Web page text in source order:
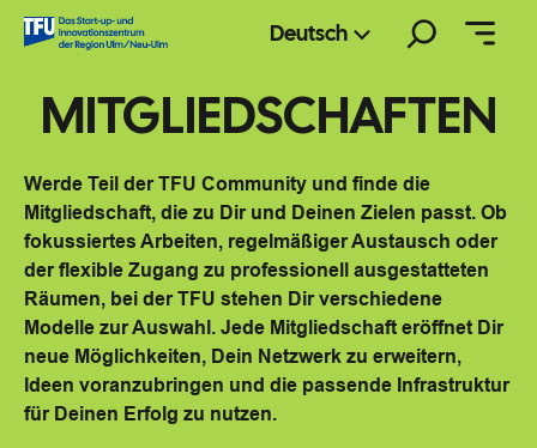
Zum
Inhalt
Deutsch
MITGLIEDSCHAFTEN
Werde Teil der TFU Community und finde die
Mitgliedschaft, die zu Dir und Deinen Zielen passt. Ob
fokussiertes Arbeiten, regelmäßiger Austausch oder
der flexible Zugang zu professionell ausgestatteten
Räumen, bei der TFU stehen Dir verschiedene
Modelle zur Auswahl. Jede Mitgliedschaft eröffnet Dir
neue Möglichkeiten, Dein Netzwerk zu erweitern,
Ideen voranzubringen und die passende Infrastruktur
für Deinen Erfolg zu nutzen.